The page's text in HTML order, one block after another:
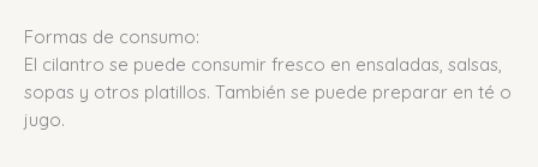
Formas de consumo:
El cilantro se puede consumir fresco en ensaladas, salsas,
sopas y otros platillos. También se puede preparar en té o
jugo.